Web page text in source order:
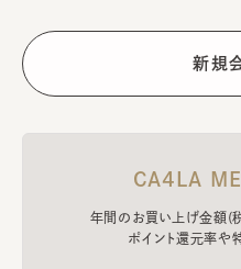
CA4LA
年間のお買い上げ金額(
ポイント還元率や